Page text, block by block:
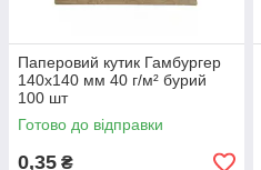
Паперовий кутик Гамбургер
140х140 мм 40 г/м² бурий
100 шт
Готово до відправки
0,35 ₴